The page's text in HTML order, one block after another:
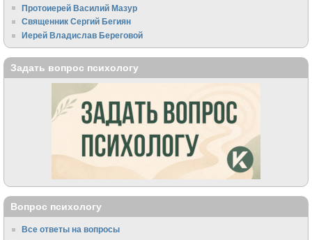
Протоиерей Василий Мазур
Священник Сергий Бегиян
Иерей Владислав Береговой
Задать вопрос психологу
Вопрос психологу
Все ответы на вопросы